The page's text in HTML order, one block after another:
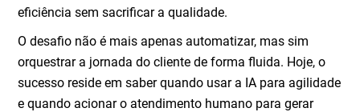
eficiência sem sacrificar a qualidade.
O desafio não é mais apenas automatizar, mas sim
orquestrar a jornada do cliente de forma fluida. Hoje, o
sucesso reside em saber quando usar a IA para agilidade
e quando acionar o atendimento humano para gerar